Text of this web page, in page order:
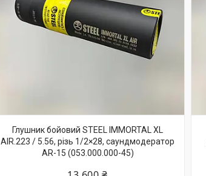
Глушник бойовий STEEL IMMORTAL XL
AIR.223 / 5.56, різь 1/2×28, саундмодератор
AR-15 (053.000.000-45)